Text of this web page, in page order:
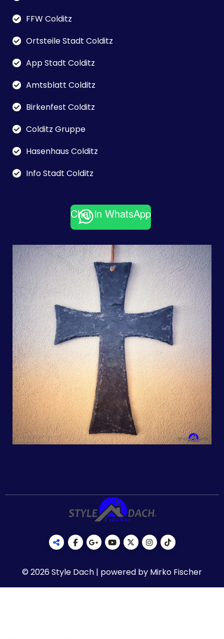
FFW Colditz
Ortsteile Stadt Colditz
App Stadt Colditz
Amtsblatt Colditz
Birkenfest Colditz
Colditz Gruppe
Hasenhaus Colditz
Info Stadt Colditz
Chat in WhatsApp
© 2026 Style Dach | powered by Mirko Fischer